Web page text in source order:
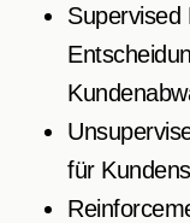
Supervised
für